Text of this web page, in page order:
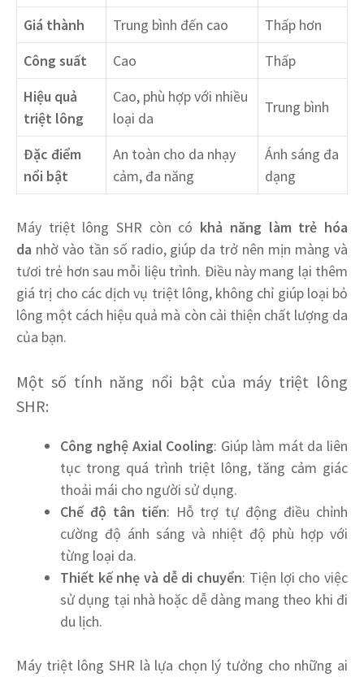
Giá thành
Trung bình đến cao
Thấp hơn
Công suất
Cao
Thấp
Hiệu quả
triệt lông
Cao, phù hợp với nhiều
loại da
Trung bình
Đặc điểm
nổi bật
An toàn cho da nhạy
cảm, đa năng
Ánh sáng đa
dạng
Máy triệt lông SHR còn có khả năng làm trẻ hóa
da nhờ vào tần số radio, giúp da trở nên mịn màng và
tươi trẻ hơn sau mỗi liệu trình. Điều này mang lại thêm
giá trị cho các dịch vụ triệt lông, không chỉ giúp loại bỏ
lông một cách hiệu quả mà còn cải thiện chất lượng da
của bạn.
Một số tính năng nổi bật của máy triệt lông
SHR:
Công nghệ Axial Cooling: Giúp làm mát da liên
tục trong quá trình triệt lông, tăng cảm giác
thoải mái cho người sử dụng.
Chế độ tân tiến: Hỗ trợ tự động điều chỉnh
cường độ ánh sáng và nhiệt độ phù hợp với
từng loại da.
Thiết kế nhẹ và dễ di chuyển: Tiện lợi cho việc
sử dụng tại nhà hoặc dễ dàng mang theo khi đi
du lịch.
Máy triệt lông SHR là lựa chọn lý tưởng cho những ai